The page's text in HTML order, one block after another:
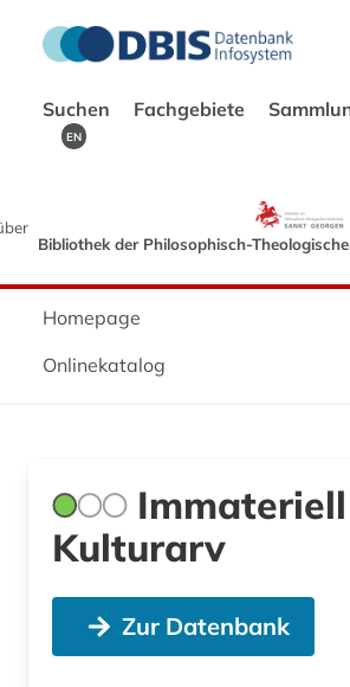
Suchen Fachgebiete
EN
Bibliothek der Philosophisch-
Homepage
Onlinekatalog
Immateriell
Kulturarv
Zur Datenbank